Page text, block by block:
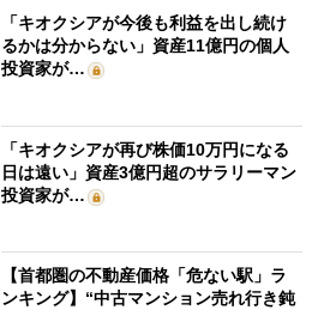
「キオクシアが今後も利益を出し続け
るかは分からない」資産11億円の個人
投資家が…
「キオクシアが再び株価10万円になる
日は遠い」資産3億円超のサラリーマン
投資家が…
【首都圏の不動産価格「危ない駅」ラ
ンキング】“中古マンション売れ行き鈍